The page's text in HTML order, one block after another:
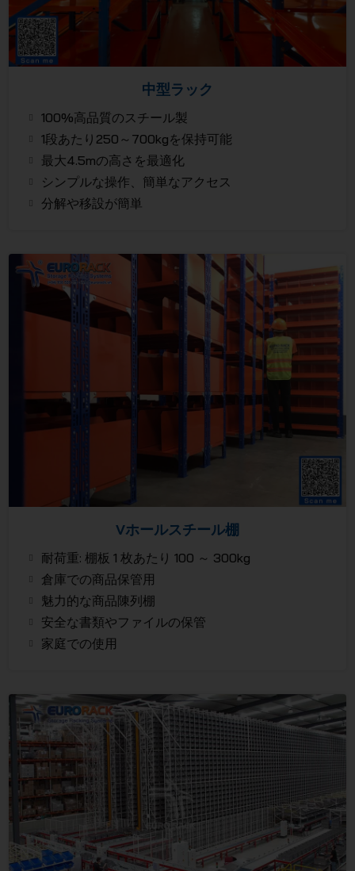
中型ラック
100%高品質のスチール製
1段あたり250～700kgを保持可能
最大4.5mの高さを最適化
シンプルな操作、簡単なアクセス
分解や移設が簡単
Vホールスチール棚
耐荷重: 棚板 1 枚あたり 100 ～ 300kg
倉庫での商品保管用
魅力的な商品陳列棚
安全な書類やファイルの保管
家庭での使用